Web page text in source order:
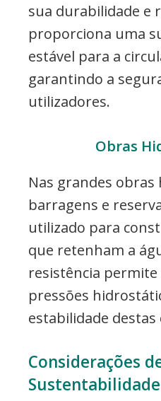
sua durabilidade e
proporciona uma
estável para a
garantindo a
utilizadores.
Obras
Nas grandes obras
barragens e
utilizado para
que retenham a
resistência
pressões
estabilidade
Considerações
Sustentabilidade